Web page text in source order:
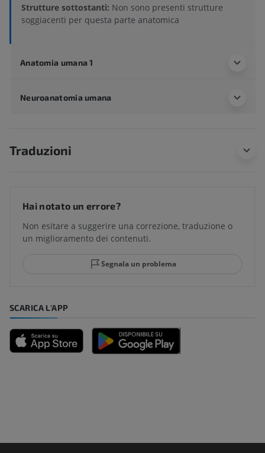
Strutture sottostanti: Non sono presenti strutture
soggiacenti per questa parte anatomica
Anatomia umana 1
Neuroanatomia umana
Traduzioni
Hai notato un errore?
Non esitare a suggerire una correzione, traduzione o
un miglioramento dei contenuti.
Segnala un problema
SCARICA L'APP